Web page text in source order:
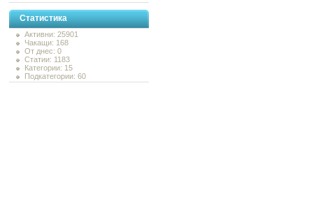
Статистика
Активни: 25901
Чакащи: 168
От днес: 0
Статии: 1183
Категории: 15
Подкатегории: 60